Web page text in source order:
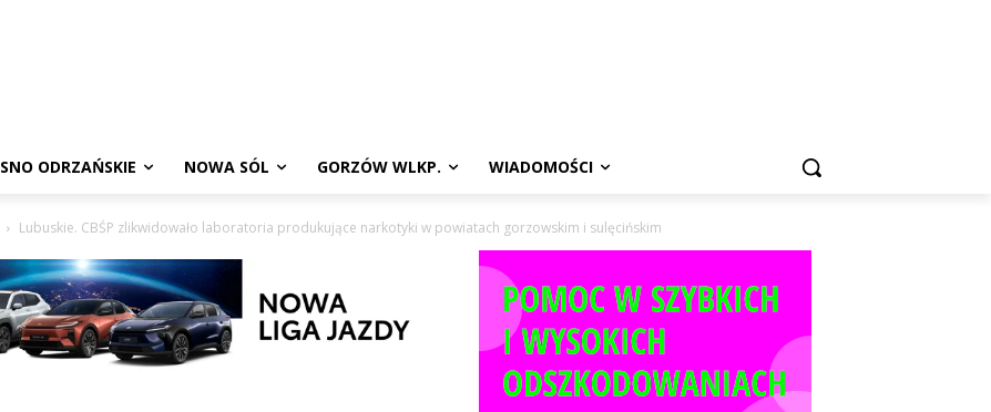
ODRZAŃSKIE NOWA SÓL GORZÓW WLKP. WIADOMOŚCI
Lubuskie. CBŚP zlikwidowało laboratoria produkujące narkotyki w powiatach gorzowskim i sulęcińskim